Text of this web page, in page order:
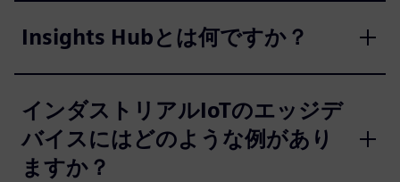
Insights Hubとは何ですか？
インダストリアルIoTのエッジデ
バイスにはどのような例があり
ますか？